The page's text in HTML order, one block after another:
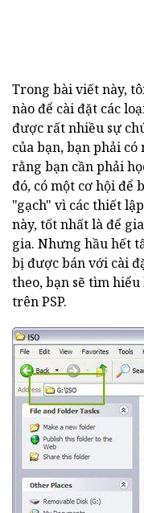
Trong bài viết này,
nào để cài đặt các
được rất nhiều sự
của bạn, bạn phải
rằng bạn cần phải
đó, có một cơ hội để
"gạch" vì các thiết
này, tốt nhất là để
gia. Nhưng hầu hết
bị được bán với cài
theo, bạn sẽ tìm
trên PSP.